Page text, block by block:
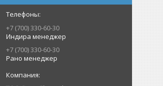
+7 (700) 330-60-30
Индира менеджер
+7 (700) 330-60-30
Рано менеджер